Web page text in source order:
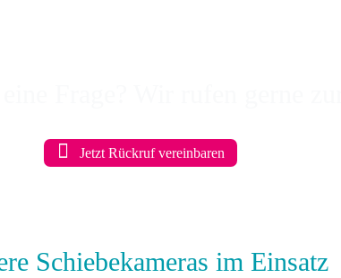
Jetzt Rückruf vereinbaren
Schie­bekameras im Einsatz